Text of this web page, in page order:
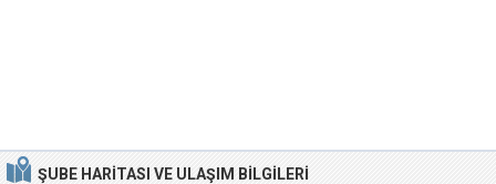
ŞUBE HARITASI VE ULAŞIM BILGILERI